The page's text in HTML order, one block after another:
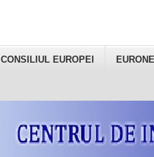
CONSILIUL EUROPEI